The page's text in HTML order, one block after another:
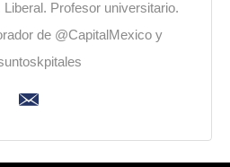
Profesor universitario.
de @CapitalMexico y